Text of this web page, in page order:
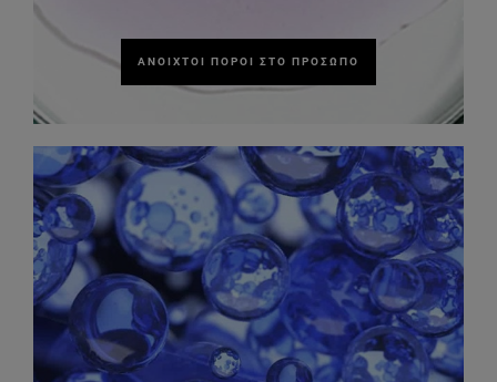
ΑΝΟΙΧΤΟΊ ΠΌΡΟΙ ΣΤΟ ΠΡΌΣΩΠΟ